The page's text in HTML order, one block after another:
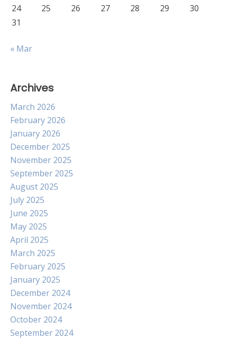
24
25 26 27 28 29
30
31
« Mar
Archives
March 2026
February 2026
January 2026
December 2025
November 2025
September 2025
August 2025
July 2025
June 2025
May 2025
April 2025
March 2025
February 2025
January 2025
December 2024
November 2024
October 2024
September 2024